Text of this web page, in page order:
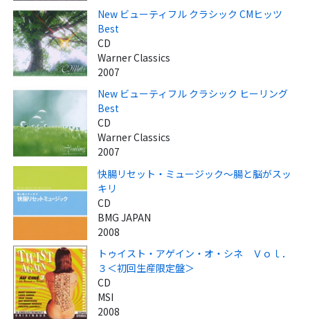
New ビューティフル クラシック CMヒッツ
Best
CD
Warner Classics
2007
New ビューティフル クラシック ヒーリング
Best
CD
Warner Classics
2007
快腸リセット・ミュージック～腸と脳がスッ
キリ
CD
BMG JAPAN
2008
トゥイスト・アゲイン・オ・シネ Ｖｏｌ．
３＜初回生産限定盤＞
CD
MSI
2008